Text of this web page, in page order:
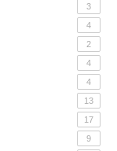
3
4
2
4
4
13
17
9